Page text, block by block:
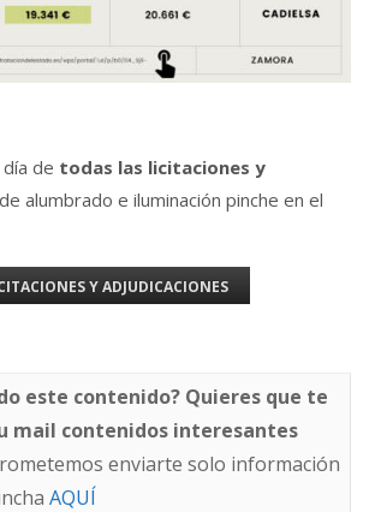
de todas las licitaciones y
de alumbrado e iluminación pinche en el
Y ADJUDICACIONES
este contenido? Quieres que te
mail contenidos interesantes
enviarte solo información
AQUÍ